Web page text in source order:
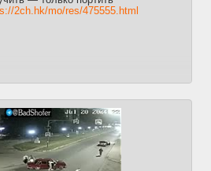
2ch.hk/mo/res/475555.html